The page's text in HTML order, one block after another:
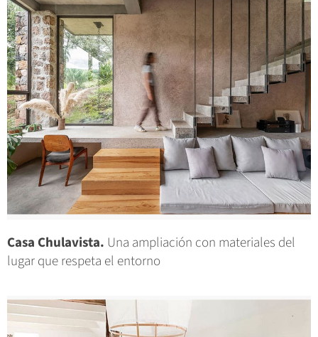
Casa Chulavista. Una ampliación con materiales del
lugar que respeta el entorno